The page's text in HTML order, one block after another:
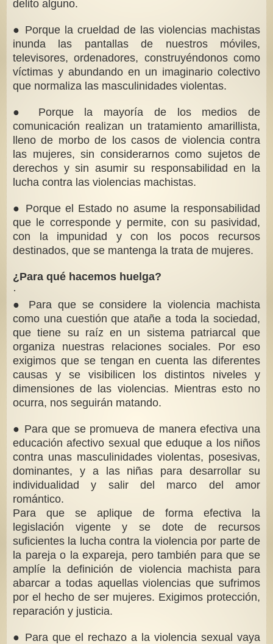
delito alguno.
● Porque la crueldad de las violencias machistas
inunda las pantallas de nuestros móviles,
televisores, ordenadores, construyéndonos como
víctimas y abundando en un imaginario colectivo
que normaliza las masculinidades violentas.
● Porque la mayoría de los medios de
comunicación realizan un tratamiento amarillista,
lleno de morbo de los casos de violencia contra
las mujeres, sin considerarnos como sujetos de
derechos y sin asumir su responsabilidad en la
lucha contra las violencias machistas.
● Porque el Estado no asume la responsabilidad
que le corresponde y permite, con su pasividad,
con la impunidad y con los pocos recursos
destinados, que se mantenga la trata de mujeres.
¿Para qué hacemos huelga?
·
● Para que se considere la violencia machista
como una cuestión que atañe a toda la sociedad,
que tiene su raíz en un sistema patriarcal que
organiza nuestras relaciones sociales. Por eso
exigimos que se tengan en cuenta las diferentes
causas y se visibilicen los distintos niveles y
dimensiones de las violencias. Mientras esto no
ocurra, nos seguirán matando.
● Para que se promueva de manera efectiva una
educación afectivo sexual que eduque a los niños
contra unas masculinidades violentas, posesivas,
dominantes, y a las niñas para desarrollar su
individualidad y salir del marco del amor
romántico.
Para que se aplique de forma efectiva la
legislación vigente y se dote de recursos
suficientes la lucha contra la violencia por parte de
la pareja o la expareja, pero también para que se
amplíe la definición de violencia machista para
abarcar a todas aquellas violencias que sufrimos
por el hecho de ser mujeres. Exigimos protección,
reparación y justicia.
● Para que el rechazo a la violencia sexual vaya